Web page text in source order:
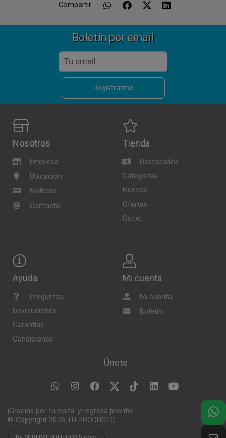
Compartir
Boletín por email
Registrarme
Nosotros
Empresa
Ubicación
Noticias
Contacto
Tienda
Destacados
Categorías
Nuevos
Ofertas
Outlet
Ayuda
Preguntas
Devoluciones
Garantías
Condiciones
Mi cuenta
Mi cuenta
Boletín
Únete
¡Gracias por tu visita. y regresa pronto!
© Copyright 2026 TU PRODUCTO